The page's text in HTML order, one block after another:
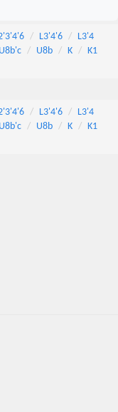
L3'4'6
L3'4
U8b'c U8b K
K1
L3'4'6
L3'4
U8b'c U8b K
K1